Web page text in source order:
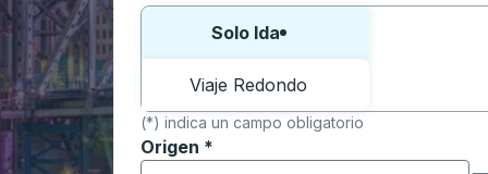
Elija una forma o viaje de ida y vuelta:
Solo Ida
Viaje Redondo
(*) indica un campo obligatorio
Origen *